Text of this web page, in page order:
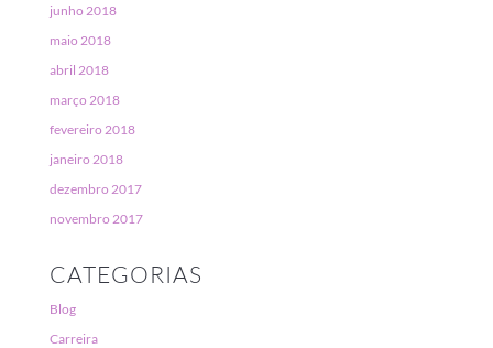
junho 2018
maio 2018
abril 2018
março 2018
fevereiro 2018
janeiro 2018
dezembro 2017
novembro 2017
CATEGORIAS
Blog
Carreira